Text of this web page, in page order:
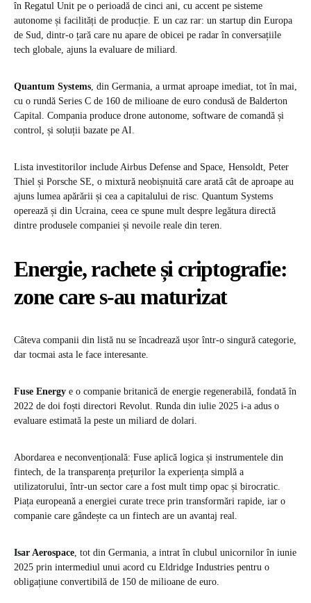
în Regatul Unit pe o perioadă de cinci ani, cu accent pe sisteme
autonome și facilități de producție. E un caz rar: un startup din Europa
de Sud, dintr-o țară care nu apare de obicei pe radar în conversațiile
tech globale, ajuns la evaluare de miliard.
Quantum Systems, din Germania, a urmat aproape imediat, tot în mai,
cu o rundă Series C de 160 de milioane de euro condusă de Balderton
Capital. Compania produce drone autonome, software de comandă și
control, și soluții bazate pe AI.
Lista investitorilor include Airbus Defense and Space, Hensoldt, Peter
Thiel și Porsche SE, o mixtură neobișnuită care arată cât de aproape au
ajuns lumea apărării și cea a capitalului de risc. Quantum Systems
operează și din Ucraina, ceea ce spune mult despre legătura directă
dintre produsele companiei și nevoile reale din teren.
Energie, rachete și criptografie:
zone care s-au maturizat
Câteva companii din listă nu se încadrează ușor într-o singură categorie,
dar tocmai asta le face interesante.
Fuse Energy e o companie britanică de energie regenerabilă, fondată în
2022 de doi foști directori Revolut. Runda din iulie 2025 i-a adus o
evaluare estimată la peste un miliard de dolari.
Abordarea e neconvențională: Fuse aplică logica și instrumentele din
fintech, de la transparența prețurilor la experiența simplă a
utilizatorului, într-un sector care a fost mult timp opac și birocratic.
Piața europeană a energiei curate trece prin transformări rapide, iar o
companie care gândește ca un fintech are un avantaj real.
Isar Aerospace, tot din Germania, a intrat în clubul unicornilor în iunie
2025 prin intermediul unui acord cu Eldridge Industries pentru o
obligațiune convertibilă de 150 de milioane de euro.